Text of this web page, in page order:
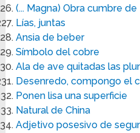
(... Magna) Obra cumbre
Lías, juntas
Ansia de beber
Símbolo del cobre
Ala de ave quitadas las
Desenredo, compongo el
Ponen lisa una superficie
Natural de China
Adjetivo posesivo de